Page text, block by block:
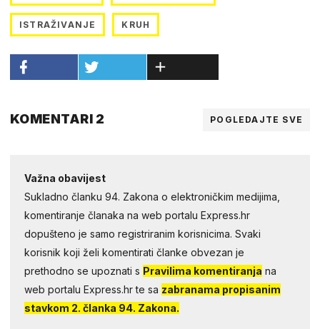
ISTRAŽIVANJE KRUH
KOMENTARI 2 POGLEDAJTE SVE
Važna obavijest
Sukladno članku 94. Zakona o elektroničkim medijima,
komentiranje članaka na web portalu Express.hr
dopušteno je samo registriranim korisnicima. Svaki
korisnik koji želi komentirati članke obvezan je
prethodno se upoznati s Pravilima komentiranja na
web portalu Express.hr te sa zabranama propisanim
stavkom 2. članka 94. Zakona.